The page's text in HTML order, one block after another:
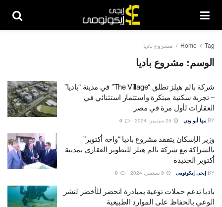
Home Tag مشروع باديا
الوسم: مشروع باديا
شركة بالم هيلز تطلق “The Village” في مدينة “باديا”
– تجربة سكنية مبتكرة واستثمار استثنائي في
العقارات لأول مرة في مصر
BY مها أبو ودن
وزير الإسكان يتفقد مشروع باديا “واحة أكتوبر”
بالشراكة مع شركة بالم هيلز للتطوير العقاري بمدينة
أكتوبر الجديدة
BY إيجى إيكونومى
باديا تدعم حملات توعية بمبادرة اتحضر للأخضر لنشر
الوعي بالحفاظ على الموارد الطبيعية